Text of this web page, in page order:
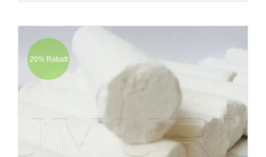
20% Rabatt